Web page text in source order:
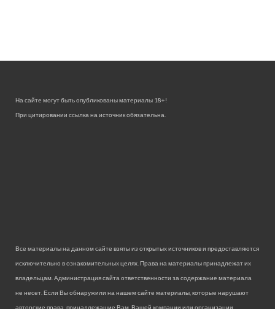
На сайте могут быть опубликованы материалы 18+!
При цитировании ссылка на источник обязательна.
Все материалы на данном сайте взяты из открытых источников и предоставляются
исключительно в ознакомительных целях. Права на материалы принадлежат их
владельцам. Администрация сайта ответственности за содержание материала
не несет. Если Вы обнаружили на нашем сайте материалы, которые нарушают
авторские права, принадлежащие Вам, Вашей компании или организации,